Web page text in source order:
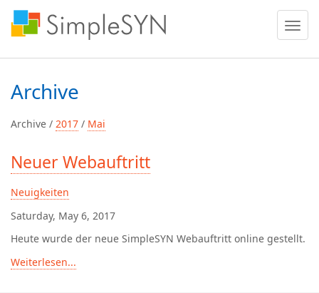
Menü
ein
oder
Archive
Archive / 2017 / Mai
Neuer Webauftritt
Neuigkeiten
Saturday, May 6, 2017
Heute wurde der neue SimpleSYN Webauftritt online gestellt.
Weiterlesen...